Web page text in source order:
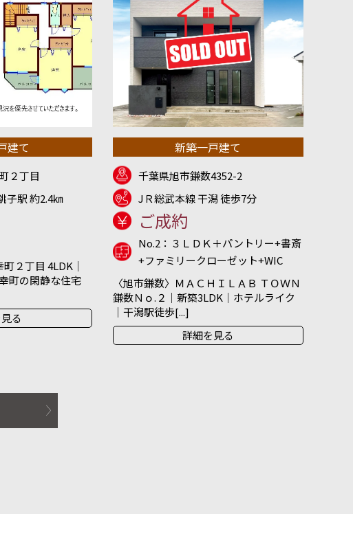
建て
２丁目
子駅 約2.4㎞
２丁目 4LDK｜
町の閑静な住宅
る
新築一戸建て
千葉県旭市鎌数4352-2
JＲ総武本線 干潟 徒歩7分
ご成約
No.2：３ＬＤＫ＋パントリー+書斎
+ファミリークローゼット+WIC
〈旭市鎌数〉ＭＡＣＨＩＬＡＢ ＴＯＷＮ
鎌数Ｎｏ.２｜新築3LDK｜ホテルライク
｜干潟駅徒歩[...]
詳細を見る